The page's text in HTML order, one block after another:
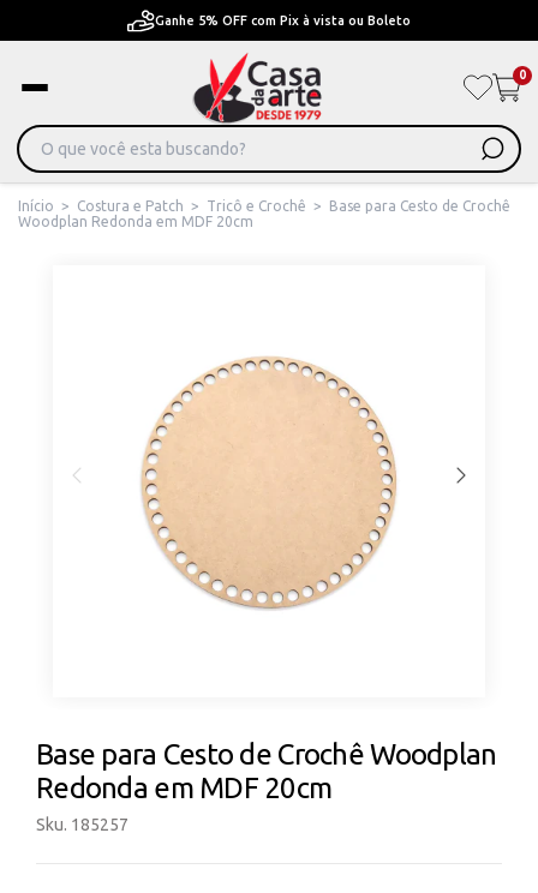
Ganhe 5% OFF com Pix à vista ou Boleto
0
Início > Costura e Patch > Tricô e Crochê >
Base para Cesto de Crochê
Woodplan Redonda em MDF 20cm
Base para Cesto de Crochê Woodplan
Redonda em MDF 20cm
Sku. 185257